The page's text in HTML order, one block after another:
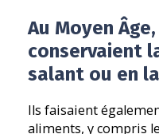
Au Moyen
conservaient
salant ou en
Ils faisaient
aliments, y compris